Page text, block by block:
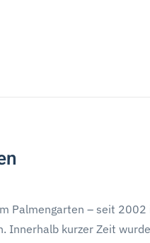
Palmengarten – seit 2002
kurzer Zeit